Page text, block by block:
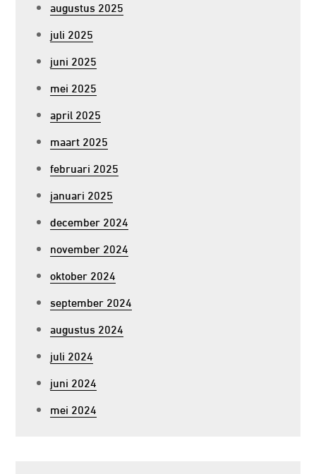
augustus 2025
juli 2025
juni 2025
mei 2025
april 2025
maart 2025
februari 2025
januari 2025
december 2024
november 2024
oktober 2024
september 2024
augustus 2024
juli 2024
juni 2024
mei 2024